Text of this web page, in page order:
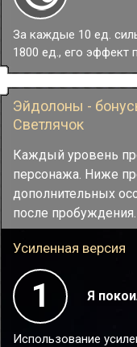
За каждые 10 ед.
1800 ед., его эффект
Эйдолоны -
Светлячок
Каждый уровень
персонажа. Ниже
дополнительных
после пробуждения.
Усиленная версия
1 Я
Использование